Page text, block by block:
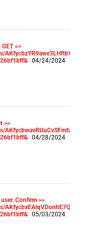
=>
04/24/2024
>>
04/28/2024
Confirm >>
05/03/2024